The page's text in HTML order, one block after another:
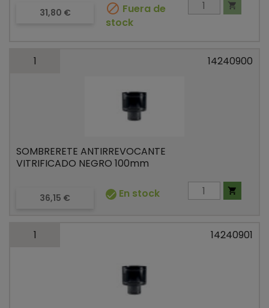
Precio
31,80 €  Fuera de
stock

1 14240900
SOMBRERETE ANTIRREVOCANTE
VITRIFICADO NEGRO 100mm
Precio
36,15 €  En stock 
1 14240901